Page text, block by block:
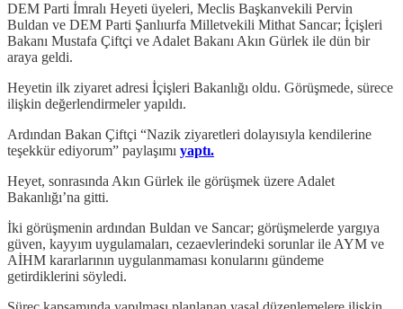
DEM Parti İmralı Heyeti üyeleri, Meclis Başkanvekili Pervin
Buldan ve DEM Parti Şanlıurfa Milletvekili Mithat Sancar; İçişleri
Bakanı Mustafa Çiftçi ve Adalet Bakanı Akın Gürlek ile dün bir
araya geldi.
Heyetin ilk ziyaret adresi İçişleri Bakanlığı oldu. Görüşmede, sürece
ilişkin değerlendirmeler yapıldı.
Ardından Bakan Çiftçi “Nazik ziyaretleri dolayısıyla kendilerine
teşekkür ediyorum” paylaşımı yaptı.
Heyet, sonrasında Akın Gürlek ile görüşmek üzere Adalet
Bakanlığı’na gitti.
İki görüşmenin ardından Buldan ve Sancar; görüşmelerde yargıya
güven, kayyım uygulamaları, cezaevlerindeki sorunlar ile AYM ve
AİHM kararlarının uygulanmaması konularını gündeme
getirdiklerini söyledi.